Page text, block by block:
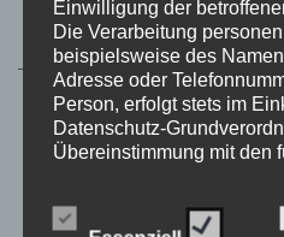
Einwilligung der
Die Verarbeitung
beispielsweise des
Adresse oder
Person, erfolgt stets im
Datenschutz-
Übereinstimmung mit den
Mittels dieser
Unternehmen die